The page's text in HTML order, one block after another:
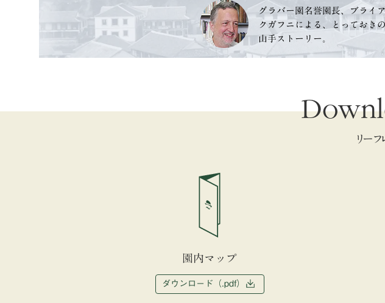
グラバー園名誉園長、
ブライ
クガフニによる、
とっておき
山手ストーリー。
リーフ
園内マップ
ダウンロード（.pdf）